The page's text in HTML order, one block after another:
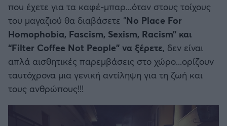
που έχετε για τα καφέ-μπαρ...όταν στους τοίχους
του μαγαζιού θα διαβάσετε “No Place For
Homophobia, Fascism, Sexism, Racism” και
“Filter Coffee Not People” να ξέρετε, δεν είναι
απλά αισθητικές παρεμβάσεις στο χώρο...ορίζουν
ταυτόχρονα μια γενική αντίληψη για τη ζωή και
τους ανθρώπους!!!